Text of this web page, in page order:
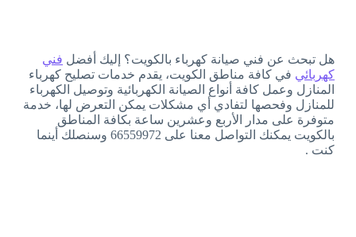
هل تبحث عن فني صيانة كهرباء بالكويت؟ إليك أفضل فني
كهربائي في كافة مناطق الكويت، يقدم خدمات تصليح كهرباء
المنازل وعمل كافة أنواع الصيانة الكهربائية وتوصيل الكهرباء
للمنازل وفحصها لتفادي أي مشكلات يمكن التعرض لها، خدمة
متوفرة على مدار الأربع وعشرين ساعة بكافة المناطق
بالكويت يمكنك التواصل معنا على 66559972 وسنصلك أينما
كنت .